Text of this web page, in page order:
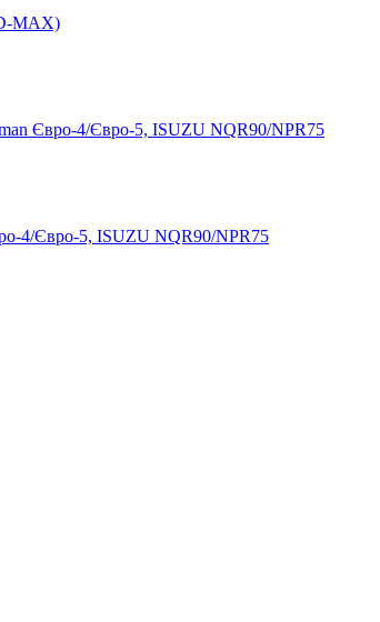
MAX)
Євро-4/Євро-5, ISUZU NQR90/NPR75
4/Євро-5, ISUZU NQR90/NPR75